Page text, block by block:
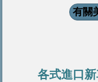
有關
各式進口